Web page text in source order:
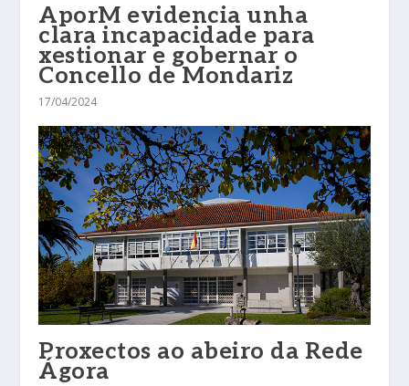
AporM evidencia unha
clara incapacidade para
xestionar e gobernar o
Concello de Mondariz
17/04/2024
Proxectos ao abeiro da Rede
Ágora